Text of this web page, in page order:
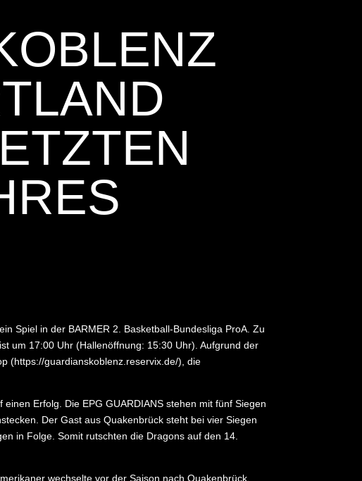
Spiel in der BARMER 2. Basketball-Bundesliga ProA. Zu
um 17:00 Uhr (Hallenöffnung: 15:30 Uhr). Aufgrund der
(https://guardianskoblenz.reservix.de/), die
Erfolg. Die EPG GUARDIANS stehen mit fünf Siegen
Der Gast aus Quakenbrück steht bei vier Siegen
in Folge. Somit rutschten die Dragons auf den 14.
wechselte vor der Saison nach Quakenbrück,